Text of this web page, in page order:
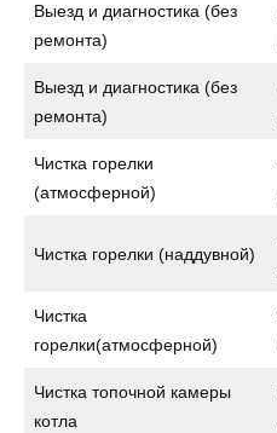
Выезд и диагностика (без
ремонта)
Выезд и диагностика (без
ремонта)
Чистка горелки
(атмосферной)
Чистка горелки (наддувной)
Чистка
горелки(атмосферной)
Чистка топочной камеры
котла